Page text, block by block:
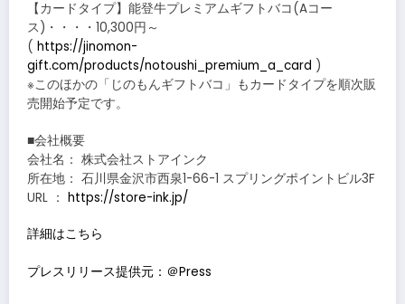
【カードタイプ】能登牛プレミアムギフトバコ(Aコー
ス)・・・・10,300円～
( https://jinomon-
gift.com/products/notoushi_premium_a_card )
※このほかの「じのもんギフトバコ」もカードタイプを順次販
売開始予定です。
■会社概要
会社名： 株式会社ストアインク
所在地： 石川県金沢市西泉1-66-1 スプリングポイントビル3F
URL ： https://store-ink.jp/
詳細はこちら
プレスリリース提供元：＠Press